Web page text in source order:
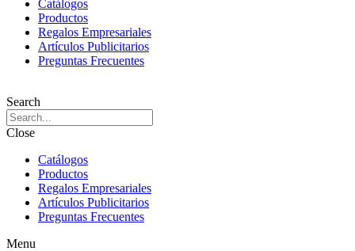
Catálogos
Productos
Regalos Empresariales
Artículos Publicitarios
Preguntas Frecuentes
Search
Close
Catálogos
Productos
Regalos Empresariales
Artículos Publicitarios
Preguntas Frecuentes
Menu